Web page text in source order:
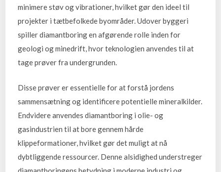
minimere støv og vibrationer, hvilket gør den ideel til
projekter i tætbefolkede byområder. Udover byggeri
spiller diamantboring en afgørende rolle inden for
geologi og minedrift, hvor teknologien anvendes til at
tage prøver fra undergrunden.
Disse prøver er essentielle for at forstå jordens
sammensætning og identificere potentielle mineralkilder.
Endvidere anvendes diamantboring i olie- og
gasindustrien til at bore gennem hårde
klippeformationer, hvilket gør det muligt at nå
dybtliggende ressourcer. Denne alsidighed understreger